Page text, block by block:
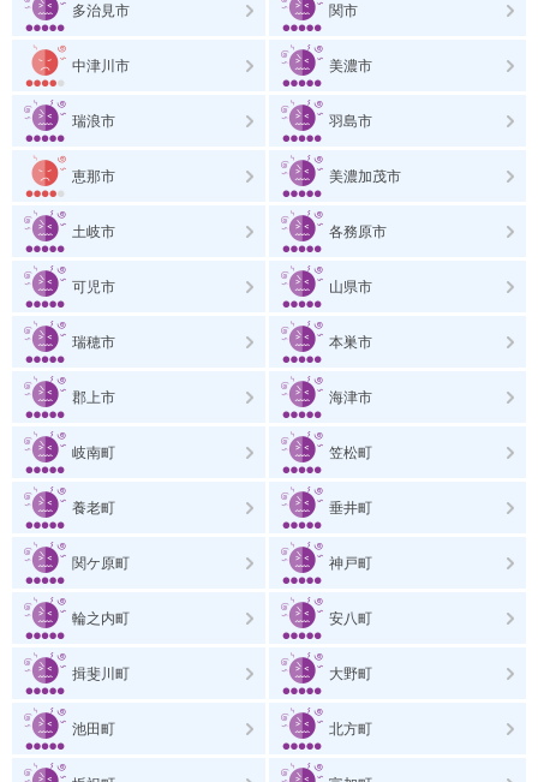
多治見市 関市
中津川市 美濃市
瑞浪市 羽島市
恵那市 美濃加茂市
土岐市 各務原市
可児市 山県市
瑞穂市 本巣市
郡上市 海津市
岐南町 笠松町
養老町 垂井町
関ケ原町 神戸町
輪之内町 安八町
揖斐川町 大野町
池田町 北方町